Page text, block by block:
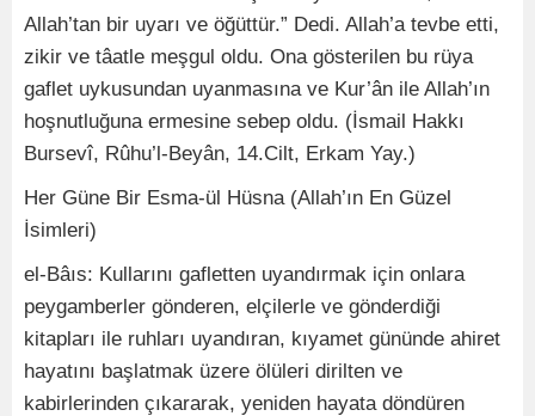
Allah’tan bir uyarı ve öğüttür.” Dedi. Allah’a tevbe etti,
zikir ve tâatle meşgul oldu. Ona gösterilen bu rüya
gaflet uykusundan uyanmasına ve Kur’ân ile Allah’ın
hoşnutluğuna ermesine sebep oldu. (İsmail Hakkı
Bursevî, Rûhu’l-Beyân, 14.Cilt, Erkam Yay.)
Her Güne Bir Esma-ül Hüsna (Allah’ın En Güzel
İsimleri)
el-Bâıs: Kullarını gafletten uyandırmak için onlara
peygamberler gönderen, elçilerle ve gönderdiği
kitapları ile ruhları uyandıran, kıyamet gününde ahiret
hayatını başlatmak üzere ölüleri dirilten ve
kabirlerinden çıkararak, yeniden hayata döndüren